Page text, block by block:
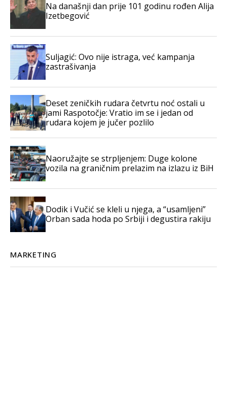
Na današnji dan prije 101 godinu rođen Alija
Izetbegović
Suljagić: Ovo nije istraga, već kampanja
zastrašivanja
Deset zeničkih rudara četvrtu noć ostali u
jami Raspotočje: Vratio im se i jedan od
rudara kojem je jučer pozlilo
Naoružajte se strpljenjem: Duge kolone
vozila na graničnim prelazim na izlazu iz BiH
Dodik i Vučić se kleli u njega, a “usamljeni”
Orban sada hoda po Srbiji i degustira rakiju
MARKETING